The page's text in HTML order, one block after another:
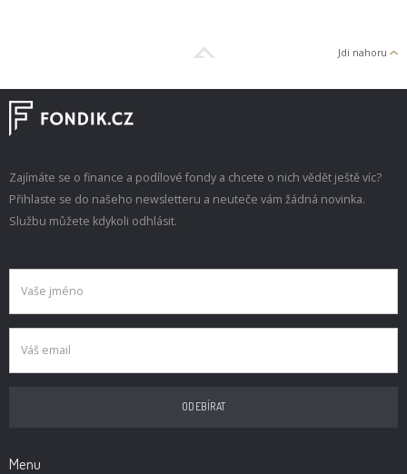
Jdi nahoru
Zajímáte se o finance a podílové fondy a chcete o nich vědět ještě víc?
Přihlaste se do našeho newsletteru a neuteče vám žádná novinka.
Službu můžete kdykoli odhlásit.
Menu